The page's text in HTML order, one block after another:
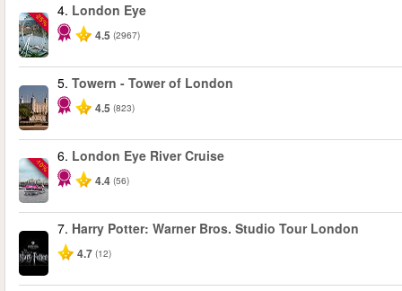
-25%
4. London Eye
4.5 (2967)
5. Towern - Tower of London
4.5 (823)
-10%
6. London Eye River Cruise
4.4 (56)
7. Harry Potter: Warner Bros. Studio Tour London
4.7 (12)